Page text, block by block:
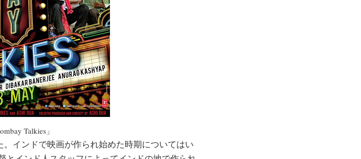
Talkies」
インドで映画が作られ始めた時期についてはい